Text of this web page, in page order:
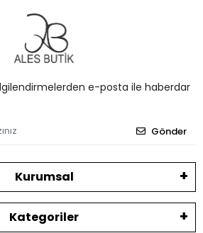
e-posta ile haberdar
Gönder
Kurumsal
Kategoriler